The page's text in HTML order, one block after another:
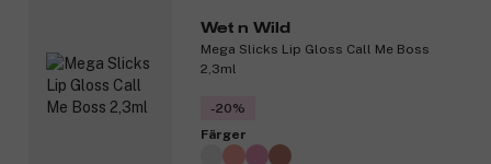
Wet n Wild
Mega Slicks Lip Gloss Call Me Boss
2,3ml
-20%
Färger